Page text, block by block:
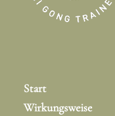
Start
Wirkungsweise